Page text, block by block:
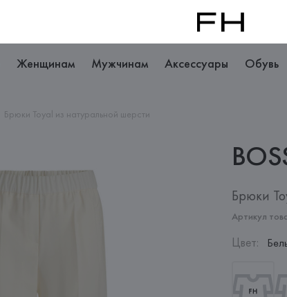
Женщинам Мужчинам Аксессуары Обувь
Брюки Toyal из натуральной шерсти
Брюки
Артикул
Цвет: